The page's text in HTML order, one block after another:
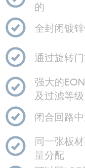
的
全封闭镀
通过旋转
强大的
及过滤等
闭合回路
同一张板
量分配